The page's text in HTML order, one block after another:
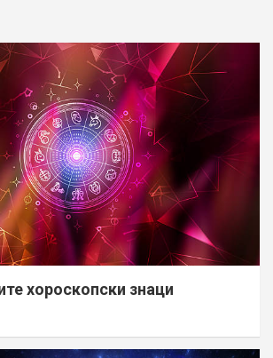
хороскопски знаци